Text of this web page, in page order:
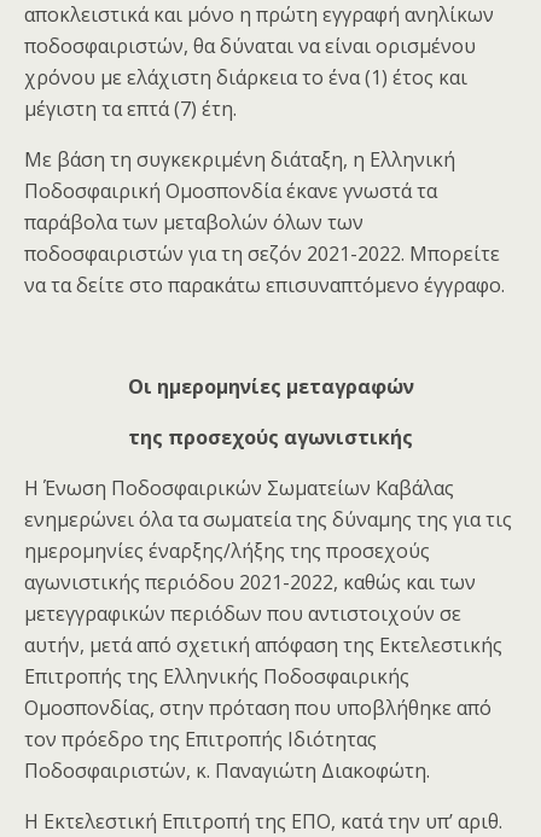
αποκλειστικά και μόνο η πρώτη εγγραφή ανηλίκων
ποδοσφαιριστών, θα δύναται να είναι ορισμένου
χρόνου με ελάχιστη διάρκεια το ένα (1) έτος και
μέγιστη τα επτά (7) έτη.
Με βάση τη συγκεκριμένη διάταξη, η Ελληνική
Ποδοσφαιρική Ομοσπονδία έκανε γνωστά τα
παράβολα των μεταβολών όλων των
ποδοσφαιριστών για τη σεζόν 2021-2022. Μπορείτε
να τα δείτε στο παρακάτω επισυναπτόμενο έγγραφο.
Οι ημερομηνίες μεταγραφών
της προσεχούς αγωνιστικής
Η Ένωση Ποδοσφαιρικών Σωματείων Καβάλας
ενημερώνει όλα τα σωματεία της δύναμης της για τις
ημερομηνίες έναρξης/λήξης της προσεχούς
αγωνιστικής περιόδου 2021-2022, καθώς και των
μετεγγραφικών περιόδων που αντιστοιχούν σε
αυτήν, μετά από σχετική απόφαση της Εκτελεστικής
Επιτροπής της Ελληνικής Ποδοσφαιρικής
Ομοσπονδίας, στην πρόταση που υποβλήθηκε από
τον πρόεδρο της Επιτροπής Ιδιότητας
Ποδοσφαιριστών, κ. Παναγιώτη Διακοφώτη.
Η Εκτελεστική Επιτροπή της ΕΠΟ, κατά την υπ’ αριθ.